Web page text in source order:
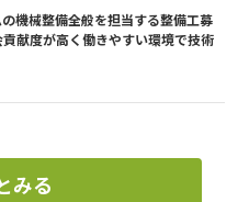
機械整備全般を担当する整備工募
貢献度が高く働きやすい環境で技術
みる